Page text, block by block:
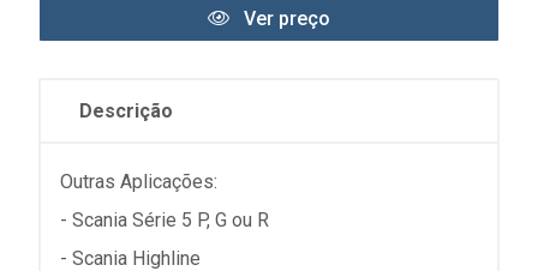
Ver preço
Descrição
Outras Aplicações:
- Scania Série 5 P, G ou R
- Scania Highline